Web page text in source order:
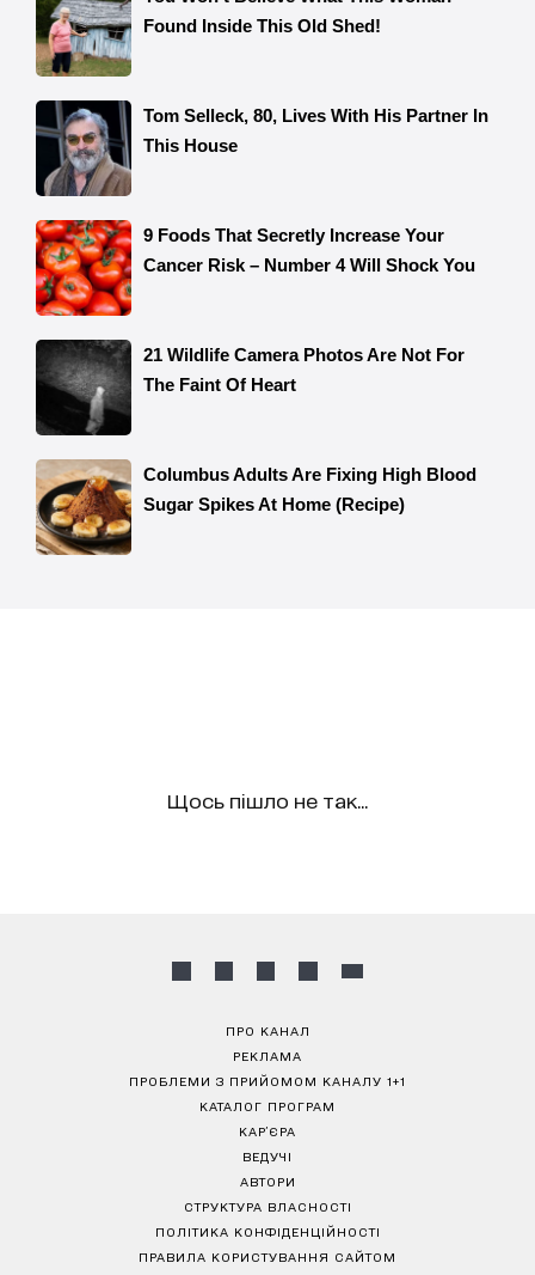
Щось пішло не так...
ПРО КАНАЛ
РЕКЛАМА
ПРОБЛЕМИ З ПРИЙОМОМ КАНАЛУ 1+1
КАТАЛОГ ПРОГРАМ
КАР’ЄРА
ВЕДУЧІ
АВТОРИ
СТРУКТУРА ВЛАСНОСТІ
ПОЛІТИКА КОНФІДЕНЦІЙНОСТІ
ПРАВИЛА КОРИСТУВАННЯ САЙТОМ